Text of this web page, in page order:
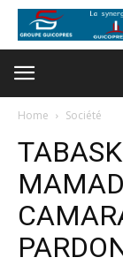
Home Société